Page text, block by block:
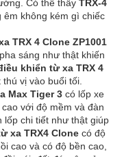
Có thể thấy TRX-4
êm không kém gì chiếc
TRX 4 Clone ZP1001
sáng như thật khiến
khiển từ xa TRX 4
vị vào buổi tối.
Max Tiger 3 có lốp xe
với độ mềm và đàn
lốp chi tiết như thật giúp
xa TRX4 Clone có độ
cao và có độ bền cao,